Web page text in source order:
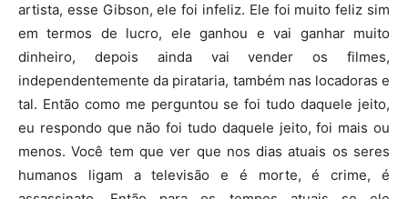
artista, esse Gibson, ele foi infeliz. Ele foi muito feliz sim
em termos de lucro, ele ganhou e vai ganhar muito
dinheiro, depois ainda vai vender os filmes,
independentemente da pirataria, também nas locadoras e
tal. Então como me perguntou se foi tudo daquele jeito,
eu respondo que não foi tudo daquele jeito, foi mais ou
menos. Você tem que ver que nos dias atuais os seres
humanos ligam a televisão e é morte, é crime, é